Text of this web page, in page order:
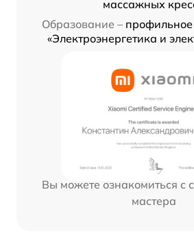
массажных
Образование – профильное
«Электроэнергетика и
Вы можете ознакомиться с
мастера